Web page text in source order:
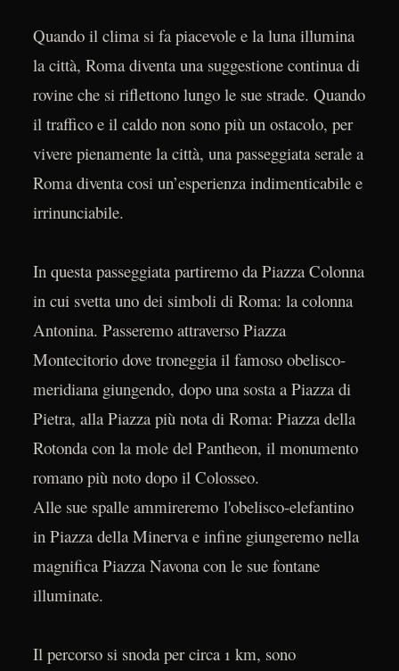
Quando il clima si fa piacevole e la luna illumina
la città, Roma diventa una suggestione continua di
rovine che si riflettono lungo le sue strade. Quando
il traffico e il caldo non sono più un ostacolo, per
vivere pienamente la città, una passeggiata serale a
Roma diventa cosi un’esperienza indimenticabile e
irrinunciabile.
In questa passeggiata partiremo da Piazza Colonna
in cui svetta uno dei simboli di Roma: la colonna
Antonina. Passeremo attraverso Piazza
Montecitorio dove troneggia il famoso obelisco-
meridiana giungendo, dopo una sosta a Piazza di
Pietra, alla Piazza più nota di Roma: Piazza della
Rotonda con la mole del Pantheon, il monumento
romano più noto dopo il Colosseo.
Alle sue spalle ammireremo l'obelisco-elefantino
in Piazza della Minerva e infine giungeremo nella
magnifica Piazza Navona con le sue fontane
illuminate.
Il percorso si snoda per circa 1 km, sono